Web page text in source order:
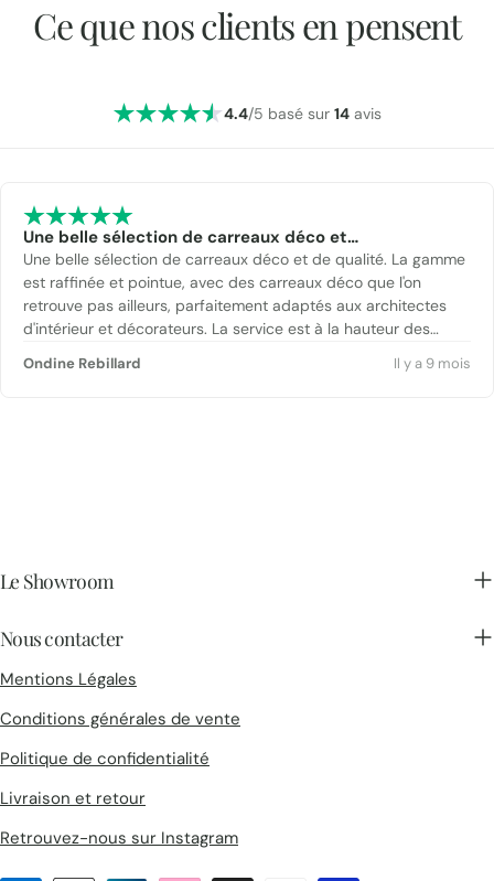
Ce que nos clients en pensent
4.4/5 basé sur 14avis
Une belle sélection de carreaux déco et…
Une belle sélection de carreaux déco et de qualité. La gamme
est raffinée et pointue, avec des carreaux déco que l'on
retrouve pas ailleurs, parfaitement adaptés aux architectes
d'intérieur et décorateurs. La service est à la hauteur des
toujours disponible, à l'écoute, et apporte de bons conseils.
Ondine Rebillard Il y a 9 mois
Le Showroom
Nous contacter
Mentions Légales
Conditions générales de vente
Politique de confidentialité
Livraison et retour
Retrouvez-nous sur Instagram